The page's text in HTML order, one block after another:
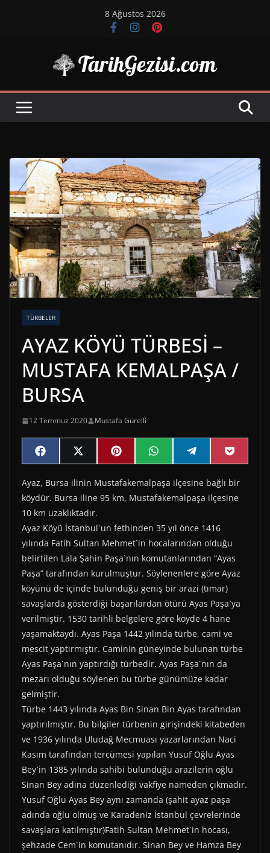
8 Ağustos 2026
TÜRBELER
AYAZ KÖYÜ TÜRBESİ –
MUSTAFA KEMALPAŞA /
BURSA
12 Temmuz 2020 Mustafa Gürelli
Share
on
F
a
e
b
o
o
k
Share
on
X
(
w
i
t
t
e
r
)
Share
on
P
i
t
e
r
s
t
Share
on
W
h
t
s
A
p
Share
on
e
e
g
r
m
Share
on
P
o
k
e
t
Ayaz, Bursa ilinin Mustafakemalpaşa ilçesine bağlı bir
köydür. Bursa iline 95 km, Mustafakemalpaşa ilçesine
10 km uzaklıktadır.
Ayaz Köyü İstanbul`un fethinden 35 yıl önce 1416
yılında Fatih Sultan Mehmet`in hocalarından olduğu
belirtilen Lala Şahin Paşa`nın komutanlarından “Ayas
Paşa” tarafından kurulmuştur. Söylenenlere göre Ayaz
köyünü de içinde bulunduğu geniş bir arazi (tımar)
savaşlarda gösterdiği başarılardan ötürü Ayas Paşa`ya
verilmiştir. 1530 tarihli belgelere göre köyde 4 hane
yaşamaktaydı. Ayas Paşa 1442 yılında türbe, cami ve
mescit yaptırmıştır. Caminin güneyinde bulunan türbe
Ayas Paşa`nın yaptırdığı türbedir. Ayas Paşa`nın da
mezarı olduğu söylenen bu türbe günümüze kadar
gelmiştir.
Türbe 1443 yılında Ayas Bin Sinan Bin Ayas tarafından
yaptırılmıştır. Bu bilgiler türbenin girişindeki kitabeden
ve 1936 yılında Uludağ Mecmuası yazarlarından Naci
Kasım tarafından tercümesi yapılan Yusuf Oğlu Ayas
Bey`in 1385 yılında sahibi bulunduğu arazilerin oğlu
Sinan Bey adına düzenlediği vakfiye nameden çıkmadır.
Yusuf Oğlu Ayas Bey aynı zamanda (şahit ayaz paşa
adında oğlu olmuş ve Karadeniz İstanbul çevrelerinde
savaşlara katılmıştır)Fatih Sultan Mehmet`in hocası,
şehzade Cem`in komutanıdır. Sinan Bey ve Hamza Bey